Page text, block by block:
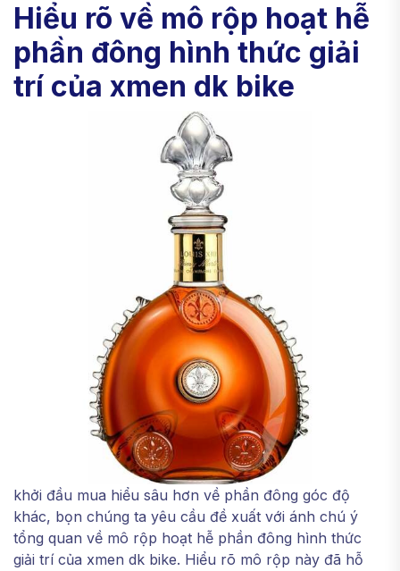
Hiểu rõ về mô rộp hoạt hễ
phần đông hình thức giải
trí của xmen dk bike
khởi đầu mua hiểu sâu hơn về phần đông góc độ
khác, bọn chúng ta yêu cầu đề xuất với ánh chú ý
tổng quan về mô rộp hoạt hễ phần đông hình thức
giải trí của xmen dk bike. Hiểu rõ mô rộp này đã hỗ